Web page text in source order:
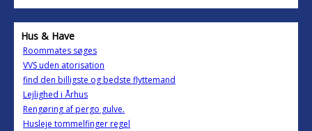
Hus & Have
Roommates søges
VVS uden atorisation
find den billigste og bedste flyttemand
Lejlighed i Århus
Rengøring af pergo gulve.
Husleje tommelfinger regel